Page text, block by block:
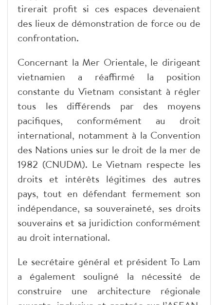
tirerait profit si ces espaces devenaient
des lieux de démonstration de force ou de
confrontation.
Concernant la Mer Orientale, le dirigeant
vietnamien a réaffirmé la position
constante du Vietnam consistant à régler
tous les différends par des moyens
pacifiques, conformément au droit
international, notamment à la Convention
des Nations unies sur le droit de la mer de
1982 (CNUDM). Le Vietnam respecte les
droits et intérêts légitimes des autres
pays, tout en défendant fermement son
indépendance, sa souveraineté, ses droits
souverains et sa juridiction conformément
au droit international.
Le secrétaire général et président To Lam
a également souligné la nécessité de
construire une architecture régionale